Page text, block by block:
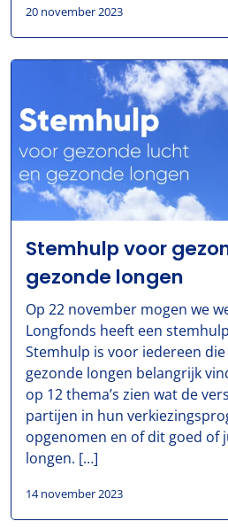
20 november 2023
Stemhulp voor
gezonde longen
Op 22 november mogen we
Longfonds heeft een
Stemhulp is voor iedereen
gezonde longen belangrijk
op 12 thema’s zien wat de
partijen in hun
opgenomen en of dit goed of
longen. […]
14 november 2023